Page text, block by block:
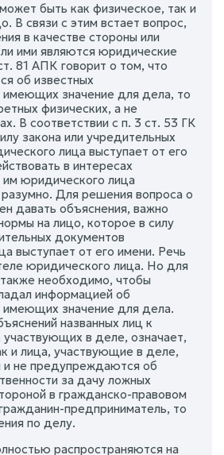
быть как физическое, так и
В связи с этим встает вопрос,
в качестве стороны или
ими являются юридические
81 АПК говорит о том, что
об известных
имеющих значение для дела, то
физических, а не
В соответствии с п. 3 ст. 53 ГК
закона или учредительных
лица выступает от его
в интересах
юридического лица
Для решения вопроса о
давать объяснения, важно
на лицо, которое в силу
документов
выступает от его имени. Речь
юридического лица. Но для
необходимо, чтобы
информацией об
имеющих значение для дела.
названных лиц к
в деле, означает,
и лица, участвующие в деле,
не предупреждаются об
за дачу ложных
в гражданско-правовом
предприниматель, то
по делу.
распространяются на